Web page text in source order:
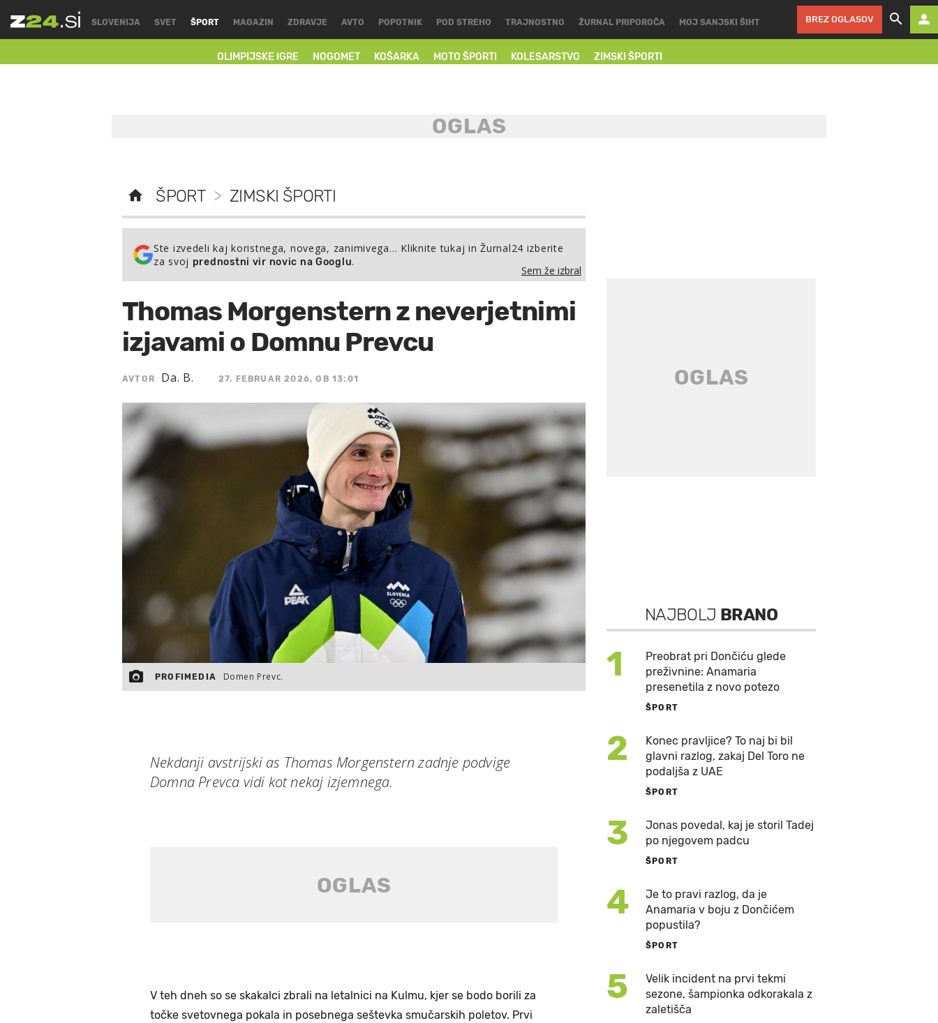
SLOVENIJA SVET ŠPORT
OLIMPIJSKE IGRE NOGOMET KOŠARKA MOTO ŠPORTI KOLESARSTVO ZIMSKI ŠPORTI
MAGAZIN ZDRAVJE AVTO POPOTNIK POD STREHO TRAJNOSTNO ŽURNAL PRIPOROČA MOJ SANJSKI ŠIHT BREZ OGLASOV
ŠPORT > ZIMSKI ŠPORTI
Ste izvedeli kaj koristnega, novega, zanimivega… Kliknite tukaj in Žurnal24 izberite
za svoj prednostni vir novic na Googlu.
Sem že izbral
Thomas Morgenstern z neverjetnimi
izjavami o Domnu Prevcu
AVTOR Da. B. 27. FEBRUAR 2026, OB 13:01
PROFIMEDIA Domen Prevc.
Nekdanji avstrijski as Thomas Morgenstern zadnje podvige
Domna Prevca vidi kot nekaj izjemnega.
V teh dneh so se skakalci zbrali na letalnici na Kulmu, kjer se bodo borili za
točke svetovnega pokala in posebnega seštevka smučarskih poletov. Prvi
NAJBOLJ BRANO
1
Preobrat pri Dončiću glede
preživnine: Anamaria
presenetila z novo potezo
ŠPORT
2
Konec pravljice? To naj bi bil
glavni razlog, zakaj Del Toro ne
podaljša z UAE
ŠPORT
3
Jonas povedal, kaj je storil Tadej
po njegovem padcu
ŠPORT
4
Je to pravi razlog, da je
Anamaria v boju z Dončićem
popustila?
ŠPORT
5
Velik incident na prvi tekmi
sezone, šampionka odkorakala z
zaletišča